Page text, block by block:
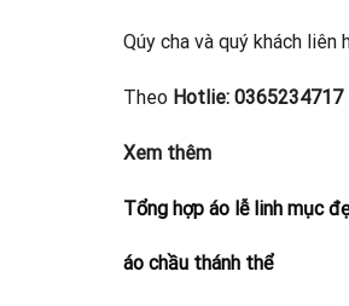
Qúy cha và quý khách
Theo Hotlie: 0365234717
Xem thêm
Tổng hợp áo lễ linh mục
áo chầu thánh thể